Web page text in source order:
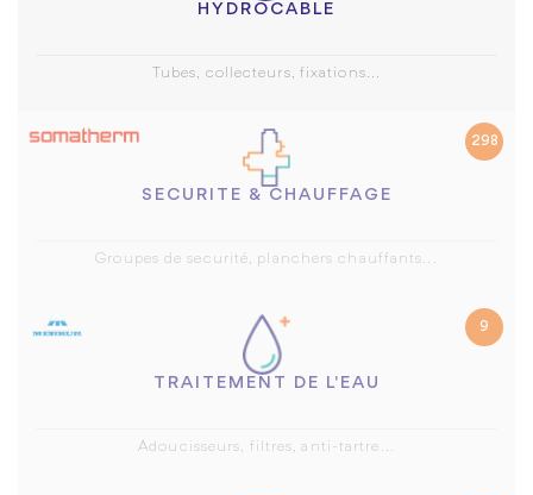
HYDROCABLE
Tubes, collecteurs, fixations...
298
SECURITE & CHAUFFAGE
Groupes de securité, planchers chauffants...
9
TRAITEMENT DE L'EAU
Adoucisseurs, filtres, anti-tartre...